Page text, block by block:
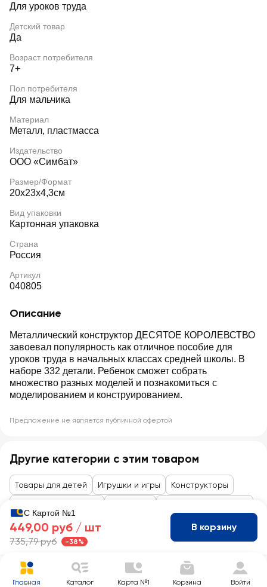
Для уроков труда
Детский товар
Да
Возраст потребителя
7+
Пол потребителя
Для мальчика
Материал
Металл, пластмасса
Издательство
ООО «Симбат»
Размер/Формат
20х23х4,3см
Вид упаковки
Картонная упаковка
Страна
Россия
Артикул
040805
Описание
Металлический конструктор ДЕСЯТОЕ КОРОЛЕВСТВО
завоевал популярность как отличное пособие для
уроков труда в начальных классах средней школы. В
наборе 332 детали. Ребенок сможет собрать
множество разных моделей и познакомиться с
моделированием и конструированием.
Предложение не является публичной офертой
Другие категории с этим товаром
Товары для детей Игрушки и игры Конструкторы
С Картой №1
449,00 руб / шт
735,79 руб -38%
В корзину
Главная Каталог Карта №1 Корзина Войти